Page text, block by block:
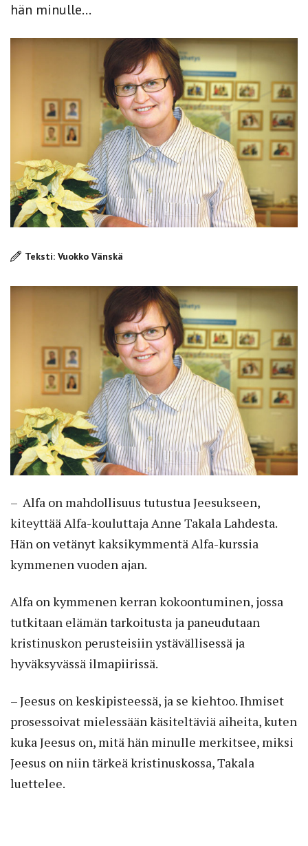
hän minulle...
Teksti: Vuokko Vänskä
– Alfa on mahdollisuus tutustua Jeesukseen,
kiteyttää Alfa-kouluttaja Anne Takala Lahdesta.
Hän on vetänyt kaksikymmentä Alfa-kurssia
kymmenen vuoden ajan.
Alfa on kymmenen kerran kokoontuminen, jossa
tutkitaan elämän tarkoitusta ja paneudutaan
kristinuskon perusteisiin ystävällisessä ja
hyväksyvässä ilmapiirissä.
– Jeesus on keskipisteessä, ja se kiehtoo. Ihmiset
prosessoivat mielessään käsiteltäviä aiheita, kuten
kuka Jeesus on, mitä hän minulle merkitsee, miksi
Jeesus on niin tärkeä kristinuskossa, Takala
luettelee.